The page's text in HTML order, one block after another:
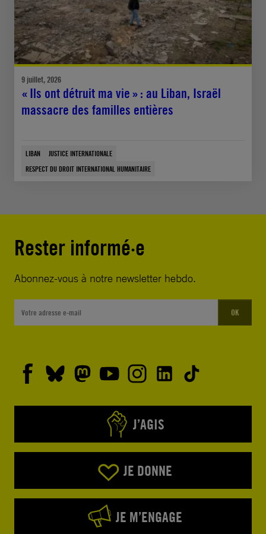
9 juillet, 2026
« Ils ont détruit ma vie » : au Liban, Israël
massacre des familles entières
LIBAN
JUSTICE INTERNATIONALE
RESPECT DU DROIT INTERNATIONAL HUMANITAIRE
Rester informé·e
Abonnez-vous à notre newsletter hebdo.
OK
J’AGIS
JE DONNE
JE M’ENGAGE